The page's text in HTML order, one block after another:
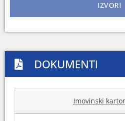
IZVORI
DOKUMENTI
Imovinski